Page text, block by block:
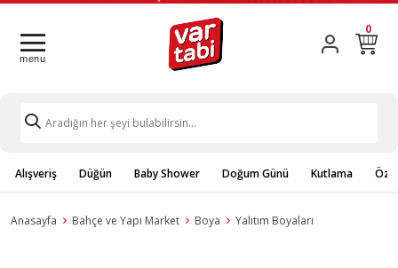
0
Alışveriş Düğün Baby Shower Doğum Günü Kutlama
Anasayfa Bahçe ve Yapı Market Boya Yalıtım Boyaları